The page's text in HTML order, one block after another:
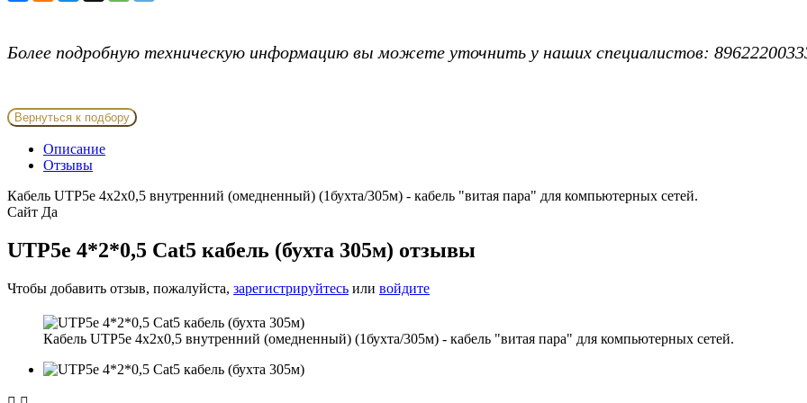
Более подробную техническую информацию вы можете уточнить у наших специалистов:
Вернуться к подбору
Описание
Отзывы
Кабель UTP5е 4х2х0,5 внутренний (омедненный) (1бухта/305м) - кабель "витая пара" для компьютерных сетей.
Сайт Да
UTP5е 4*2*0,5 Сat5 кабель (бухта 305м) отзывы
Чтобы добавить отзыв, пожалуйста, зарегистрируйтесь или войдите
Кабель UTP5е 4х2х0,5 внутренний (омедненный) (1бухта/305м) - кабель "витая пара" для компьютерных сетей.